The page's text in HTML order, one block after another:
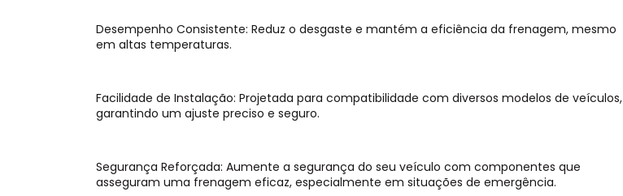
Desempenho Consistente: Reduz o desgaste e mantém a eficiência da frenagem, mesmo
em altas temperaturas.
Facilidade de Instalação: Projetada para compatibilidade com diversos modelos de veículos,
garantindo um ajuste preciso e seguro.
Segurança Reforçada: Aumente a segurança do seu veículo com componentes que
asseguram uma frenagem eficaz, especialmente em situações de emergência.